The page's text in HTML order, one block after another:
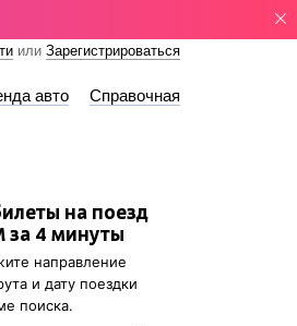
или Зарегистрироваться
авто Справочная
на поезд
за 4 минуты
направление
и дату поездки
поиска.